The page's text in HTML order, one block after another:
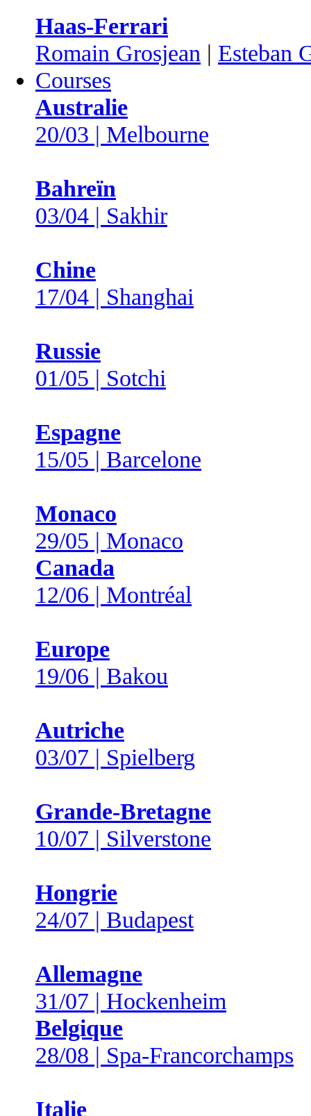
Haas-Ferrari
Romain Grosjean | Esteban
Courses
Australie
20/03 | Melbourne
Bahreïn
03/04 | Sakhir
Chine
17/04 | Shanghai
Russie
01/05 | Sotchi
Espagne
15/05 | Barcelone
Monaco
29/05 | Monaco
Canada
12/06 | Montréal
Europe
19/06 | Bakou
Autriche
03/07 | Spielberg
Grande-Bretagne
10/07 | Silverstone
Hongrie
24/07 | Budapest
Allemagne
31/07 | Hockenheim
Belgique
28/08 | Spa-Francorchamps
Italie